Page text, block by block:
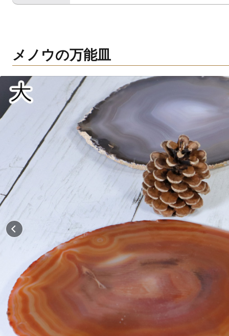
メノウの万能皿